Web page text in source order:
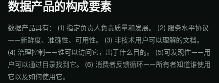
数据产品的构成要素
数据产品具有： (1) 指定负责人负责质量和发展。 (2) 服务水平协议
——新鲜度、准确性、可用性。 (3) 非技术用户可以理解的文档。
(4) 治理控制——谁可以访问它，出于什么目的。 (5)可发现性——用
户可以通过目录找到它。 (6) 消费者反馈循环——所有者知道谁使用
它以及如何使用它。